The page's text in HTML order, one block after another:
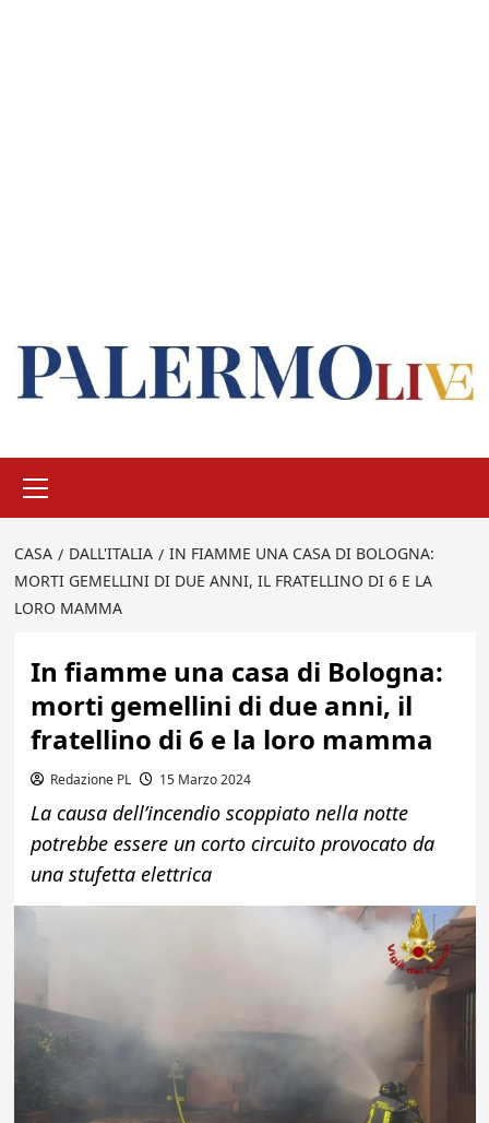
principale
CASA DALL'ITALIA
IN FIAMME UNA CASA DI BOLOGNA:
MORTI GEMELLINI DI DUE ANNI, IL FRATELLINO DI 6 E LA
LORO MAMMA
In fiamme una casa di Bologna:
morti gemellini di due anni, il
fratellino di 6 e la loro mamma
Redazione PL 15 Marzo 2024
La causa dell’incendio scoppiato nella notte
potrebbe essere un corto circuito provocato da
una stufetta elettrica